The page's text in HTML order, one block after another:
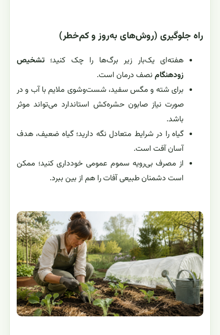
راه جلوگیری (روش‌های به‌روز و کم‌خطر)
هفته‌ای یک‌بار زیر برگ‌ها را چک کنید؛تشخیص
زودهنگامنصف درمان است.
برای شته و مگس سفید، شست‌وشوی ملایم با آب و در
صورت نیاز صابون حشره‌کش استاندارد می‌تواند موثر
باشد.
گیاه را در شرایط متعادل نگه دارید؛ گیاه ضعیف، هدف
آسان آفت است.
از مصرف بی‌رویه سموم عمومی خودداری کنید؛ ممکن
است دشمنان طبیعی آفات را هم از بین ببرد.